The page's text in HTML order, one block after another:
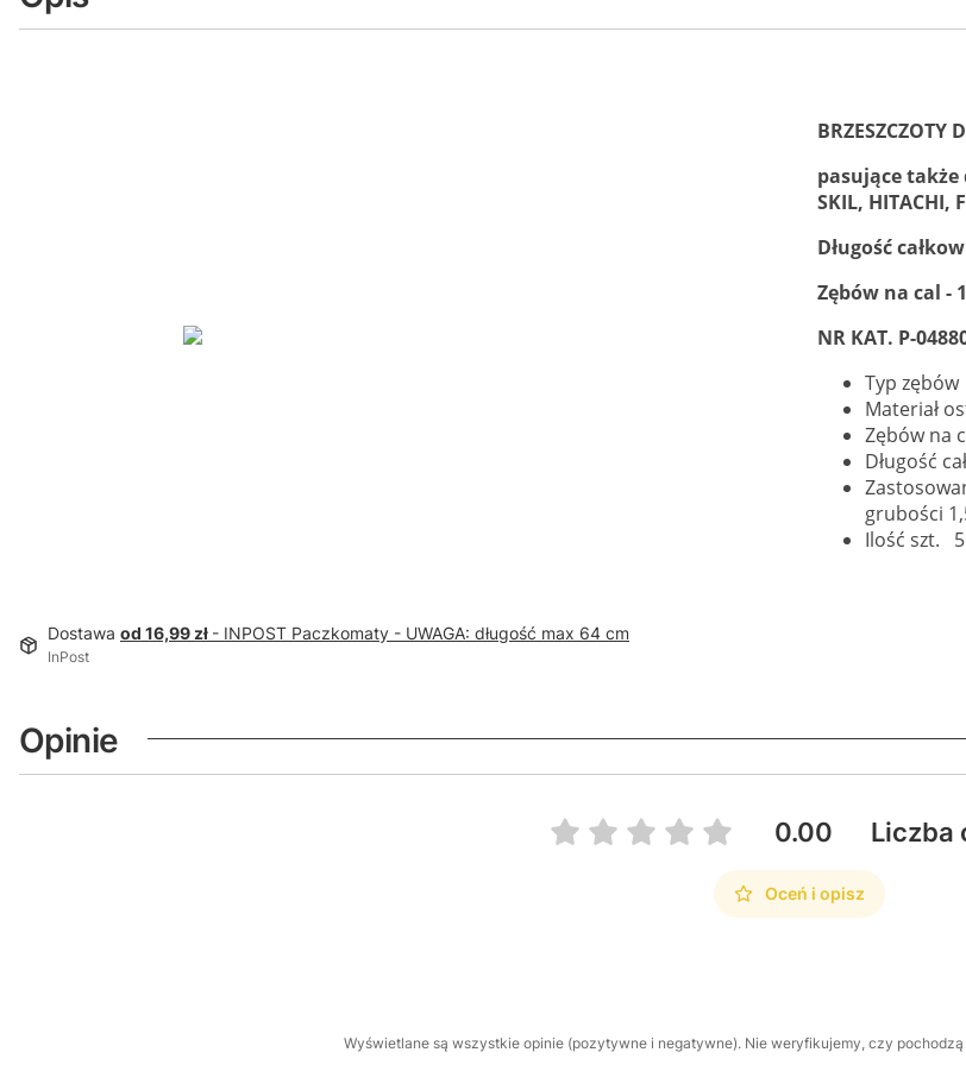
BRZESZCZOTY
pasujące także
SKIL, HITACHI,
Długość
Zębów na cal -
NR KAT. P-
Typ
Materiał
Zębów na
Długość
grubości
Ilość szt. 5
Dostawa od 16,99 zł - INPOST Paczkomaty - UWAGA: długość max 64 cm
InPost
Opinie
0.00 Liczba
Oceń i opisz
Wyświetlane są wszystkie opinie (pozytywne i negatywne). Nie weryfikujemy, czy